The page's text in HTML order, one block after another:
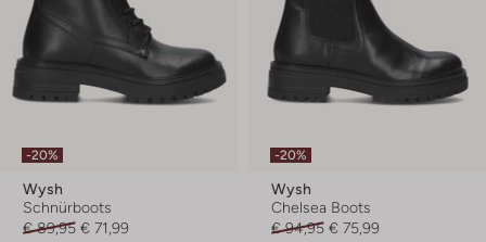
-20%
Wysh
Schnürboots
€ 89,95 € 71,99
-20%
Wysh
Chelsea Boots
€ 94,95 € 75,99